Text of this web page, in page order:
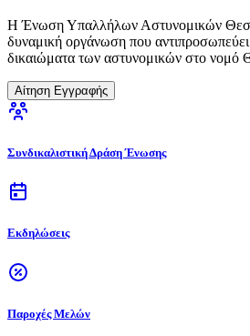
Η Ένωση Υπαλλήλων Αστυνομικών
δυναμική οργάνωση που
δικαιώματα των αστυνομικών στο νομό
Αίτηση Εγγραφής
Συνδικαλιστική Δράση Ένωσης
Εκδηλώσεις
Παροχές Μελών